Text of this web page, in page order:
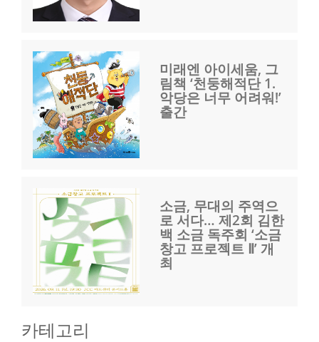
미래엔 아이세움, 그
림책 ‘천둥해적단 1.
악당은 너무 어려워!’
출간
소금, 무대의 주역으
로 서다… 제2회 김한
백 소금 독주회 ‘소금
창고 프로젝트 Ⅱ’ 개
최
카테고리